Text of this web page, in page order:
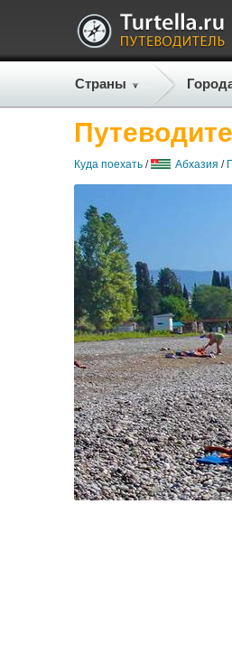
Страны
Куда поехать / Абхазия /